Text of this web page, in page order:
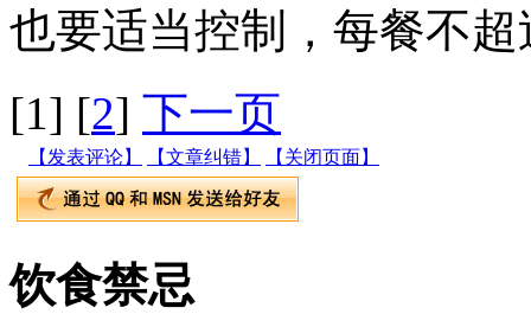
也要适当控制，每餐不超
[1] [2] 下一页
【发表评论】 【文章纠错】 【关闭页面】
饮食禁忌